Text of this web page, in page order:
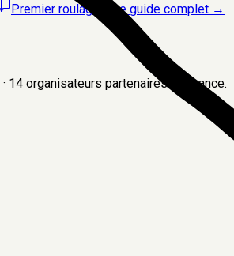
Premier roulage ? Le guide complet →
· 14 organisateurs partenaires en France.